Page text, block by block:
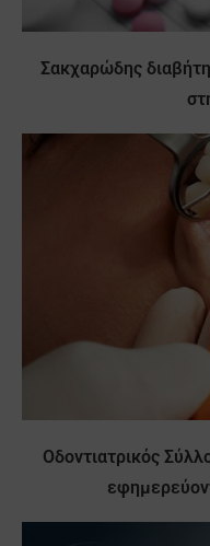
Σακχαρώδης
Οδοντιατρικός